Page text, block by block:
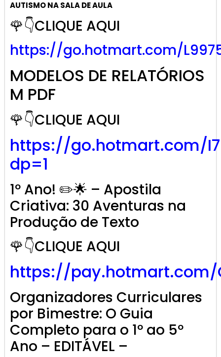
AUTISMO NA SALA DE AULA
🌹👇CLIQUE AQUI
https://go.hotmart.com/
MODELOS DE RELATÓRIOS
M PDF
🌹👇CLIQUE AQUI
https://go.hotmart.com/
dp=1
1º Ano! ✏️🌟 – Apostila
Criativa: 30 Aventuras na
Produção de Texto
🌹👇CLIQUE AQUI
https://pay.hotmart.com/
Organizadores Curriculares
por Bimestre: O Guia
Completo para o 1º ao 5º
Ano – EDITÁVEL –